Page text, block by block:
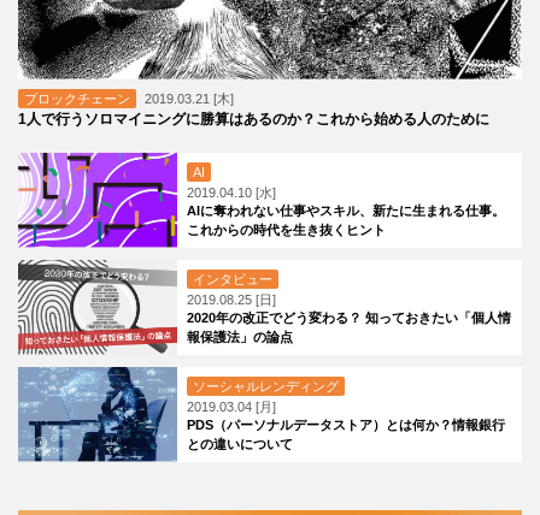
ブロックチェーン 2019.03.21 [木]
1人で行うソロマイニングに勝算はあるのか？これから始める人のために
AI
2019.04.10 [水]
AIに奪われない仕事やスキル、新たに生まれる仕事。
これからの時代を生き抜くヒント
インタビュー
2019.08.25 [日]
2020年の改正でどう変わる？ 知っておきたい「個人情
報保護法」の論点
ソーシャルレンディング
2019.03.04 [月]
PDS（パーソナルデータストア）とは何か？情報銀行
との違いについて